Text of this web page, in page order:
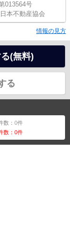
013564号
本不動産協会
情報の見方
(無料)
る
数：0件
数：0件